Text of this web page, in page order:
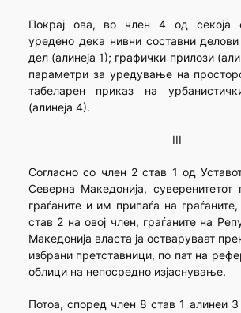
Покрај ова, во член 4 од секоја
уредено дека нивни составни делови
дел (алинеја 1); графички прилози
параметри за уредување на
табеларен приказ на
(алинеја 4).
III
Согласно со член 2 став 1 од
Северна Македонија, суверенитетот
граѓаните и им припаѓа на
став 2 на овој член, граѓаните на
Македонија власта ја остваруваат
избрани претставници, по пат на
облици на непосредно изјаснување.
Потоа, според член 8 став 1 алинеи